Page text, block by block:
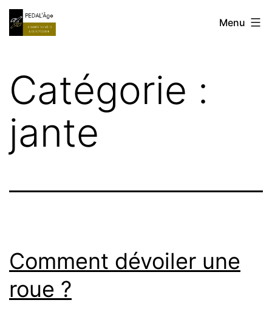
Aller
auRéparation
domicile
MARSEILLE
ALLAUCH
AUBAGNE
Menu
Catégorie :
jante
Comment dévoiler une
roue ?